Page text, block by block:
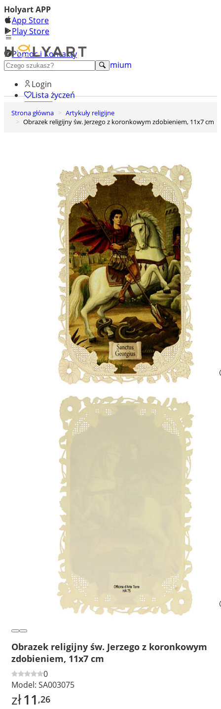
Holyart APP
App Store
Play Store
Pomoc i Kontakty
+48 222 922 860
Odkryj premium
Login
Lista życzeń
0
Koszyk
Strona główna
Artykuły religijne
Obrazek religijny św. Jerzego z koronkowym zdobieniem, 11x7 cm
Obrazek religijny św. Jerzego z koronkowym
zdobieniem, 11x7 cm
0
Model: SA003075
zł11 ,26